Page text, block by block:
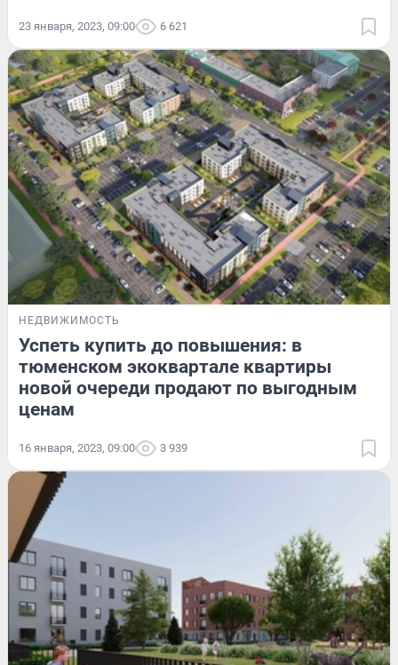
23 января, 2023, 09:00 6 621
НЕДВИЖИМОСТЬ
Успеть купить до повышения: в
тюменском экоквартале квартиры
новой очереди продают по выгодным
ценам
16 января, 2023, 09:00 3 939